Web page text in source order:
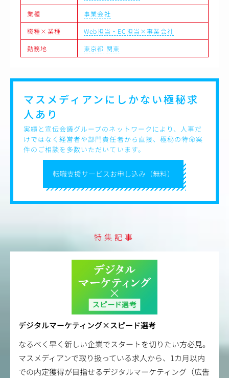
業種
事業会社
職種×業種
Web担当・EC担当×事業会社
勤務地
東京都 関東
転職支援サービスお申し込み（無料）
マスメディアンにしかない極秘求
人あり
実績と宣伝会議グループのネットワークにより、人事だ
けではなく経営者や部門責任者から直接、極秘の特命案
件のご相談を多数いただいています。
特集記事
デジタルマーケティング×スピード選考
なるべく早く新しい企業でスタートを切りたい方必見。
マスメディアンで取り扱っている求人から、1カ月以内
での内定獲得が目指せるデジタルマーケティング（広告